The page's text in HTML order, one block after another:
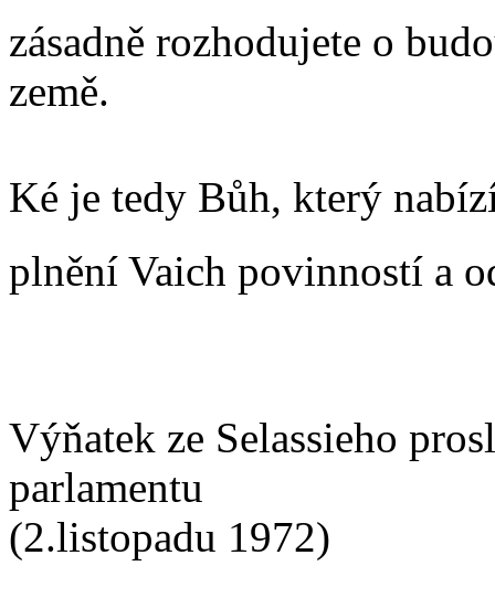
zásadně rozhodujete o
země.
Ké je tedy Bůh, který
plnění Vaich povinností a
Výňatek ze Selassieho
parlamentu
(2.listopadu 1972)